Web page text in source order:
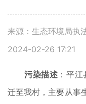
来源：生态环境局执
2024-02-26 17:21
污染描述 ：平
迁至我村，主要从事